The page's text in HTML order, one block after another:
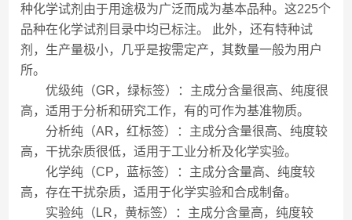
种化学试剂由于用途极为广泛而成为基本品种。这225个
品种在化学试剂目录中均已标注。 此外，还有特种试
剂，生产量极小，几乎是按需定产，其数量一般为用户
所。
优级纯（GR，绿标签）：主成分含量很高、纯度很
高，适用于分析和研究工作，有的可作为基准物质。
分析纯（AR，红标签）：主成分含量很高、纯度较
高，干扰杂质很低，适用于工业分析及化学实验。
化学纯（CP，蓝标签）：主成分含量高、纯度较
高，存在干扰杂质，适用于化学实验和合成制备。
实验纯（LR，黄标签）：主成分含量高，纯度较